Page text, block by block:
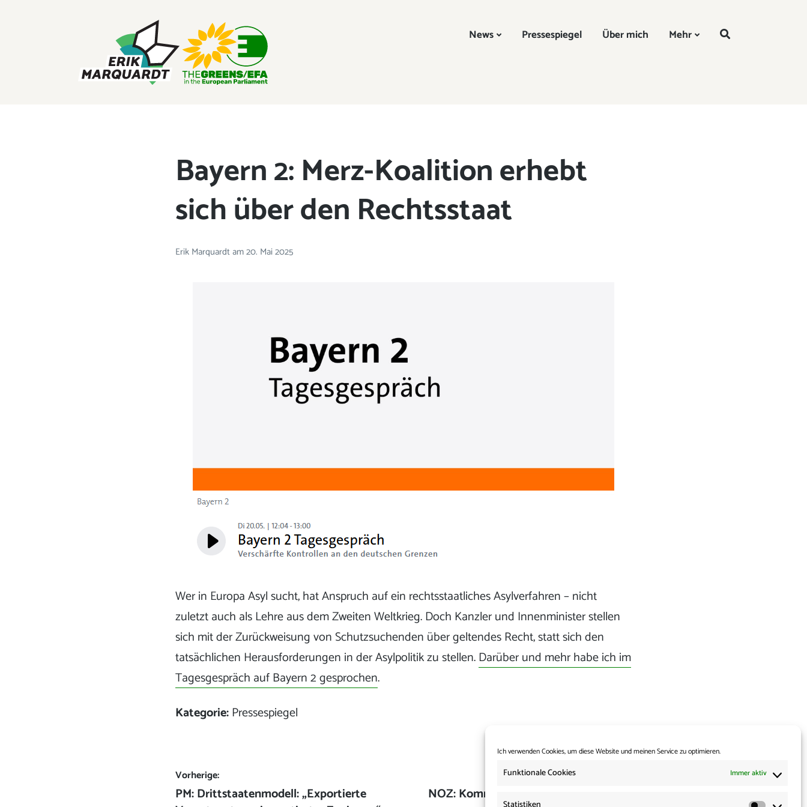
Ich verwenden Cookies, um diese Website und meinen Service zu optimieren.
Funktionale Cookies Immer aktiv
News Pressespiegel Über mich Mehr
Bayern 2: Merz-Koalition erhebt
sich über den Rechtsstaat
Erik Marquardtam20. Mai 2025
Wer in Europa Asyl sucht, hat Anspruch auf ein rechtsstaatliches Asylverfahren – nicht
zuletzt auch als Lehre aus dem Zweiten Weltkrieg. Doch Kanzler und Innenminister stellen
sich mit der Zurückweisung von Schutzsuchenden über geltendes Recht, statt sich den
tatsächlichen Herausforderungen in der Asylpolitik zu stellen.Darüber und mehr habe ich im
Tagesgespräch auf Bayern 2 gesprochen.
Kategorie:Pressespiegel
Beitrags-
Vorherige:
Vorheriger
PM: Drittstaatenmodell: „Exportierte
Nächster
NOZ: Kommission baut Luftschloss aus